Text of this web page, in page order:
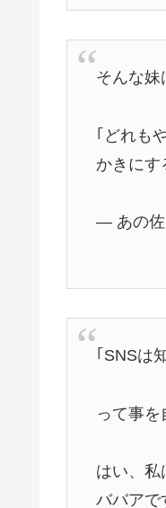
そんな妹
｢どれも
かきにす
— あの佐
｢SNSは
って事を
はい、私
ババアで